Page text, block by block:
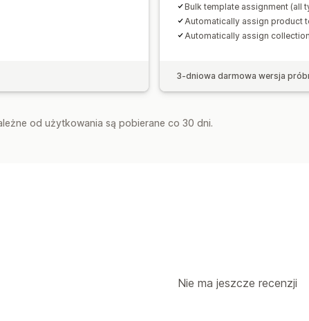
Bulk template assignment (all
Automatically assign product
Automatically assign
3-dniowa darmowa wersja
od użytkowania są pobierane co 30 dni.
Nie ma jeszcze recenzji